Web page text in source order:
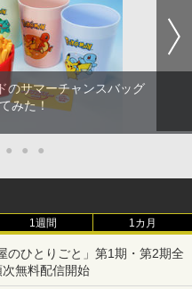
のサマーチャンスバッグ
みた！
● ● ●
1週間 1カ月
ひとりごと」第1期・第2期全
無料配信開始